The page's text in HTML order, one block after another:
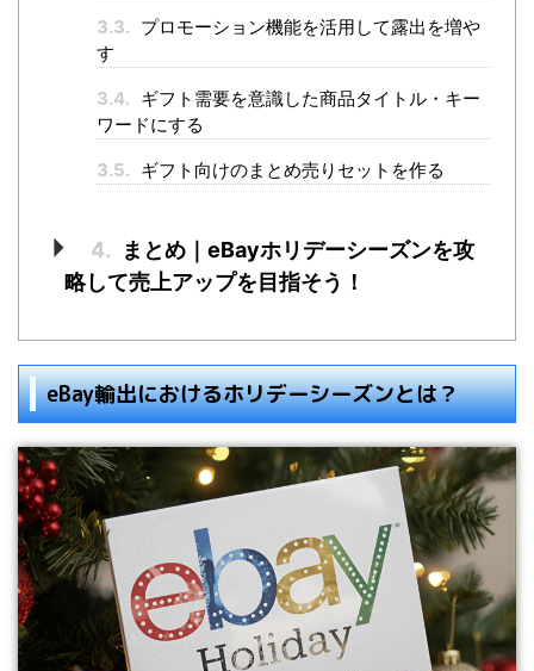
3.3. プロモーション機能を活用して露出を増や
す
3.4. ギフト需要を意識した商品タイトル・キー
ワードにする
3.5. ギフト向けのまとめ売りセットを作る
4.
まとめ｜eBayホリデーシーズンを攻
略して売上アップを目指そう！
eBay輸出におけるホリデーシーズンとは？